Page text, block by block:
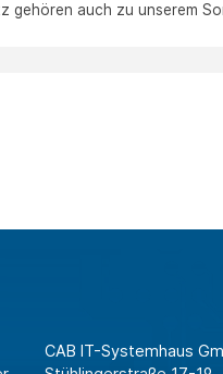
gehören auch zu unserem
CAB IT-Systemhaus